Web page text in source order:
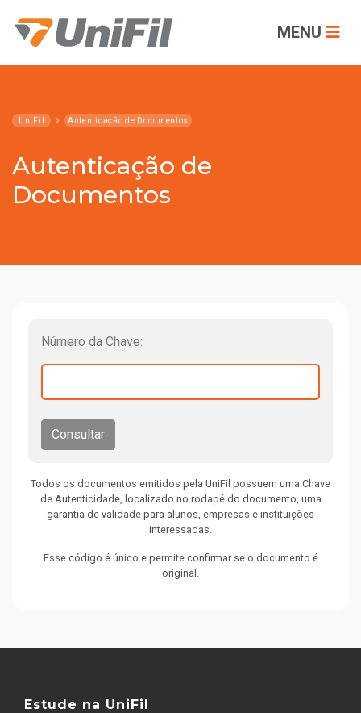
MENU
UniFil Autenticação de Documentos
Autenticação de
Documentos
Número da Chave:
Consultar
Todos os documentos emitidos pela UniFil possuem uma Chave
de Autenticidade, localizado no rodapé do documento, uma
garantia de validade para alunos, empresas e instituições
interessadas.
Esse código é único e permite confirmar se o documento é
original.
Estude na UniFil